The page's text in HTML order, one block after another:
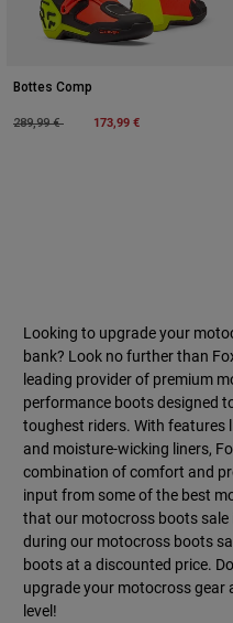
Bottes Comp
Price reduced from
289,99 €to 173,99 €
Looking to upgrade your
bank? Look no further than
leading provider of premium
performance boots designed
toughest riders. With features
and moisture-wicking liners,
combination of comfort and
input from some of the best
that our motocross boots sale
during our motocross boots
boots at a discounted price.
upgrade your motocross gear
level!